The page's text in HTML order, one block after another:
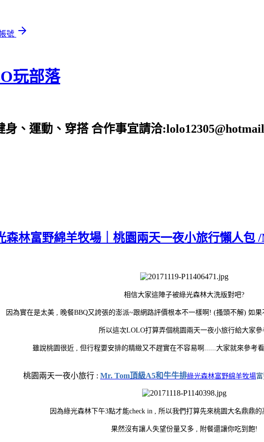
號
玩部落
、運動、穿搭 合作事宜請洽
森林富野綿羊牧場｜桃園兩天一夜小旅行懶人
相信大家這陣子被綠光森林大洗版對吧?
因為實在是太美 , 晚餐BBQ又誇張的澎派~跟網路評價根本不一樣啊! (搔頭不解) 如
所以這次LOLO打算弄個桃園兩天一夜小旅行給大家參
雖說桃園很近 , 但行程要安排的精緻又不趕實在不容易啊......大家就來參考
桃園兩天一夜小旅行 : Mr. Tom頂級A5和牛牛排綠光森林富野綿羊牧場
因為綠光森林下午3點才能check in , 所以我們打算先來桃園大名鼎鼎
果然沒有讓人失望份量又多 , 附餐還讓你吃到飽!